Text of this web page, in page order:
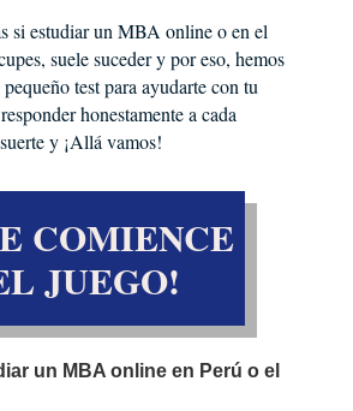
si estudiar un MBA online o en el
suele suceder y por eso, hemos
test para ayudarte con tu
honestamente a cada
y ¡Allá vamos!
COMIENCE
JUEGO!
un MBA online en Perú o el